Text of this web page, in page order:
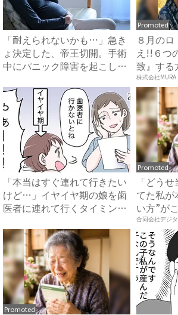
「耐えられないかも…」急き
ょ決定した、帝王切開。手術
中にパニック障害を起こしか
Promoted
８月の
え!!６つ
致』する
株式会社MURA
「本当はすぐ連れて行きたい
けど…」イヤイヤ期の娘を歯
医者に連れて行くタイミング
Promoted
「どう
てた私が
い方”が
合同会社デジ
Promoted